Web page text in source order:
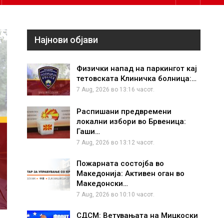
Најнови објави
Физички напад на паркингот кај
тетовската Клиничка болница:…
7 Aug, 2026 во 13:16 часот.
Распишани предвремени
локални избори во Брвеница:
Гаши…
7 Aug, 2026 во 13:12 часот.
Пожарната состојба во
Македонија: Активен оган во
Македонски…
7 Aug, 2026 во 10:10 часот.
СДСМ: Ветувањата на Мицкоски